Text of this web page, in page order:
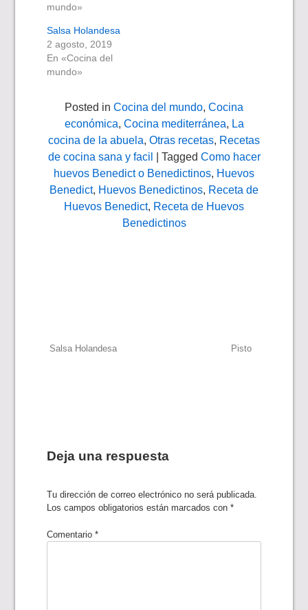
mundo»
Salsa Holandesa
2 agosto, 2019
En «Cocina del
mundo»
Posted in Cocina del mundo, Cocina
económica, Cocina mediterránea, La
cocina de la abuela, Otras recetas, Recetas
de cocina sana y facil
| Tagged Como hacer
huevos Benedict o Benedictinos, Huevos
Benedict, Huevos Benedictinos, Receta de
Huevos Benedict, Receta de Huevos
Benedictinos
Navegación
Salsa Holandesa Pisto
Deja una respuesta
Tu dirección de correo electrónico no será publicada.
Los campos obligatorios están marcados con*
Comentario*